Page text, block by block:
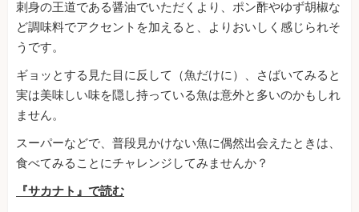
刺身の王道である醤油でいただくより、ポン酢やゆず胡椒な
ど調味料でアクセントを加えると、よりおいしく感じられそ
うです。
ギョッとする見た目に反して（魚だけに）、さばいてみると
実は美味しい味を隠し持っている魚は意外と多いのかもしれ
ません。
スーパーなどで、普段見かけない魚に偶然出会えたときは、
食べてみることにチャレンジしてみませんか？
『サカナト』で読む